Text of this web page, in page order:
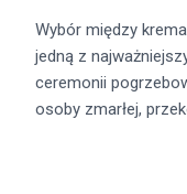
Wybór między
jedną z
ceremonii
osoby zmarłej,